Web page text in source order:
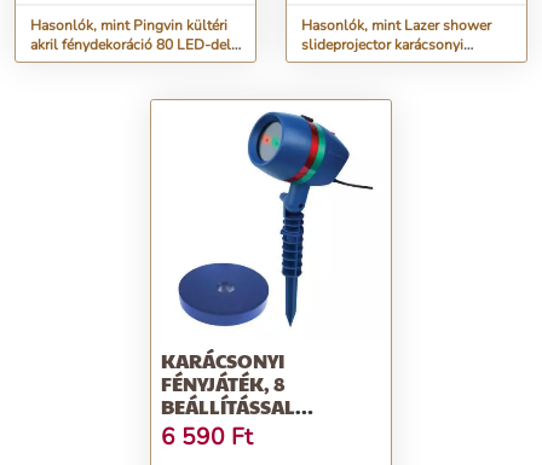
Hasonlók, mint Pingvin kültéri
akril fénydekoráció 80 LED-del,
8 fényjátékkal, f...
Hasonlók, mint Lazer shower
slideprojector karácsonyi
fényjáték 12 mintával- Az...
KARÁCSONYI
FÉNYJÁTÉK, 8
BEÁLLÍTÁSSAL
SHOWER MOTION- AZ
UNALMAS LE...
6 590 Ft